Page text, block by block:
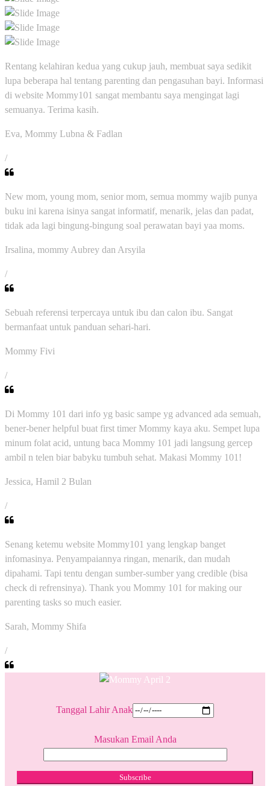
Rentang kelahiran kedua yang cukup jauh, membuat saya sedikit
lupa beberapa hal tentang parenting dan pengasuhan bayi. Informasi
di website Mommy101 sangat membantu saya mengingat lagi
semuanya. Terima kasih.
Eva, Mommy Lubna & Fadlan
/
New mom, young mom, senior mom, semua mommy wajib punya
buku ini karena isinya sangat informatif, menarik, jelas dan padat,
tidak ada lagi bingung-bingung soal perawatan bayi yaa moms.
Irsalina, mommy Aubrey dan Arsyila
/
Sebuah referensi terpercaya untuk ibu dan calon ibu. Sangat
bermanfaat untuk panduan sehari-hari.
Mommy Fivi
/
Di Mommy 101 dari info yg basic sampe yg advanced ada semuah,
bener-bener helpful buat first timer Mommy kaya aku. Sempet lupa
minum folat acid, untung baca Mommy 101 jadi langsung gercep
ambil n telen biar babyku tumbuh sehat. Makasi Mommy 101!
Jessica, Hamil 2 Bulan
/
Senang ketemu website Mommy101 yang lengkap banget
infomasinya. Penyampaiannya ringan, menarik, dan mudah
dipahami. Tapi tentu dengan sumber-sumber yang credible (bisa
check di refrensinya). Thank you Mommy 101 for making our
parenting tasks so much easier.
Sarah, Mommy Shifa
/
Tanggal Lahir Anak
Masukan Email Anda